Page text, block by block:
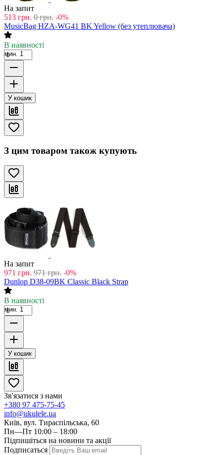
На запит
513 грн. 0 грн. -0%
MusicBag HZA-WG41 BK Yellow (без утеплювача)
В наявності
мин. 1
У кошик
З цим товаром також купують
На запит
971 грн. 971 грн. -0%
Dunlop D38-09BK Classic Black Strap
В наявності
мин. 1
У кошик
Зв'язатися з нами
+380 97 475-75-45
info@ukulele.ua
Київ, вул. Тираспільська, 60
Пн—Пт 10:00 – 18:00
Підпишіться на новини та акції
Подписаться